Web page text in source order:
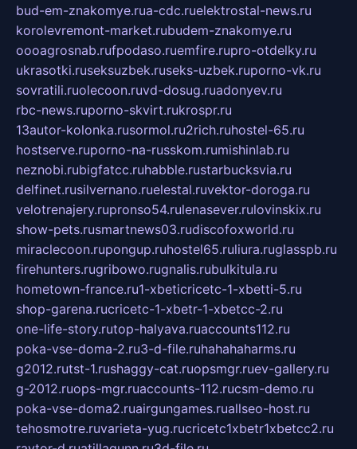
bud-em-znakomye.rua-cdc.ruelektrostal-news.ru
korolevremont-market.rubudem-znakomye.ru
oooagrosnab.rufpodaso.ruemfire.rupro-otdelky.ru
ukrasotki.ruseksuzbek.ruseks-uzbek.ruporno-vk.ru
sovratili.ruolecoon.ruvd-dosug.ruadonyev.ru
rbc-news.ruporno-skvirt.rukrospr.ru
13autor-kolonka.rusormol.ru2rich.ruhostel-65.ru
hostserve.ruporno-na-russkom.rumishinlab.ru
neznobi.rubigfatcc.ruhabble.rustarbucksvia.ru
delfinet.rusilvernano.ruelestal.ruvektor-doroga.ru
velotrenajery.rupronso54.rulenasever.rulovinskix.ru
show-pets.rusmartnews03.rudiscofoxworld.ru
miraclecoon.rupongup.ruhostel65.ruliura.ruglasspb.ru
firehunters.rugribowo.rugnalis.rubulkitula.ru
hometown-france.ru1-xbeticricetc-1-xbetti-5.ru
shop-garena.rucricetc-1-xbetr-1-xbetcc-2.ru
one-life-story.rutop-halyava.ruaccounts112.ru
poka-vse-doma-2.ru3-d-file.ruhahahaharms.ru
g2012.rutst-1.rushaggy-cat.ruopsmgr.ruev-gallery.ru
g-2012.ruops-mgr.ruaccounts-112.rucsm-demo.ru
poka-vse-doma2.ruairgungames.ruallseo-host.ru
tehosmotre.ruvarieta-yug.rucricetc1xbetr1xbetcc2.ru